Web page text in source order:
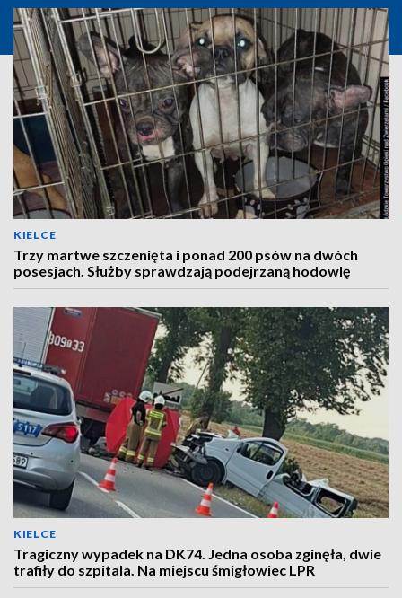
KIELCE
Trzy martwe szczenięta i ponad 200 psów na dwóch
posesjach. Służby sprawdzają podejrzaną hodowlę
KIELCE
Tragiczny wypadek na DK74. Jedna osoba zginęła, dwie
trafiły do szpitala. Na miejscu śmigłowiec LPR